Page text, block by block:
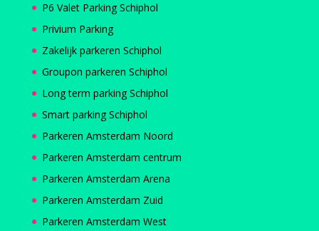
P6 Valet Parking Schiphol
Privium Parking
Zakelijk parkeren Schiphol
Groupon parkeren Schiphol
Long term parking Schiphol
Smart parking Schiphol
Parkeren Amsterdam Noord
Parkeren Amsterdam centrum
Parkeren Amsterdam Arena
Parkeren Amsterdam Zuid
Parkeren Amsterdam West